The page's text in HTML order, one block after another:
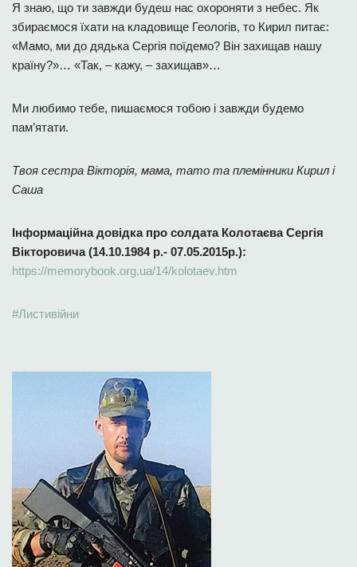
Я знаю, що ти завжди будеш нас охороняти з небес. Як
збираємося їхати на кладовище Геологів, то Кирил питає:
«Мамо, ми до дядька Сергія поїдемо? Він захищав нашу
країну?»… «Так, – кажу, – захищав»…
Ми любимо тебе, пишаємося тобою і завжди будемо
пам’ятати.
Твоя сестра Вікторія, мама, тато та племінники Кирил і
Саша
Інформаційна довідка про солдата Колотаєва Сергія
Вікторовича (14.10.1984 р.- 07.05.2015р.):
https://memorybook.org.ua/14/kolotaev.htm
#Листивійни